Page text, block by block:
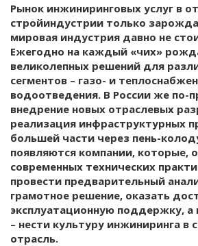
Рынок инжиниринговых услуг в
стройиндустрии только
мировая индустрия давно не
Ежегодно на каждый «чих»
великолепных решений для
сегментов – газо- и
водоотведения. В России же по-
внедрение новых отраслевых
реализация инфраструктурных
большей части через пень-
появляются компании, которые,
современных технических
провести предварительный
грамотное решение, оказать
эксплуатационную поддержку, а
– нести культуру инжиниринга в
отрасль.